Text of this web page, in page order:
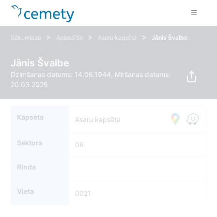
Sākumlapa > Apbedītie > Asaru kapsēta > Jānis Švalbe
Jānis Švalbe
Dzimšanas datums: 14.06.1944, Miršanas datums:
20.03.2025
Kapsēta Asaru kapsēta
Sektors 06
Rinda
Vieta 0021